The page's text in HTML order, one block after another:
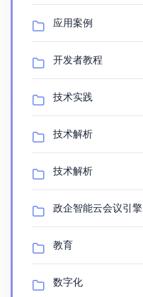
应用案例
开发者教程
技术实践
技术解析
技术解析
政企智能云会议引擎
教育
数字化